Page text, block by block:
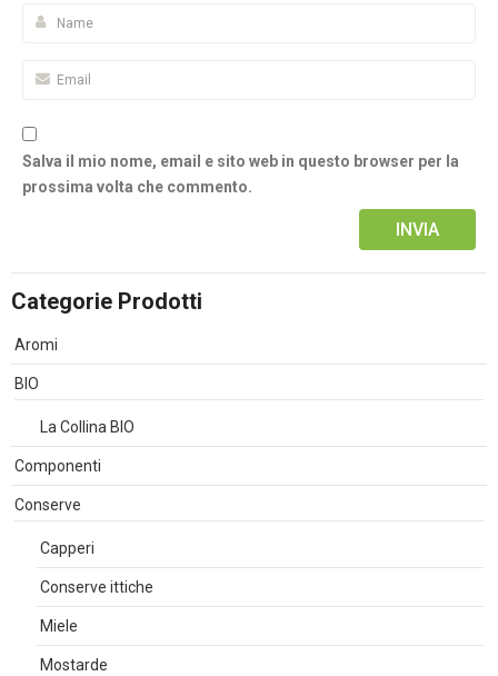
Salva il mio nome, email e sito web in questo browser per la
prossima volta che commento.
Categorie Prodotti
Aromi
BIO
La Collina BIO
Componenti
Conserve
Capperi
Conserve ittiche
Miele
Mostarde